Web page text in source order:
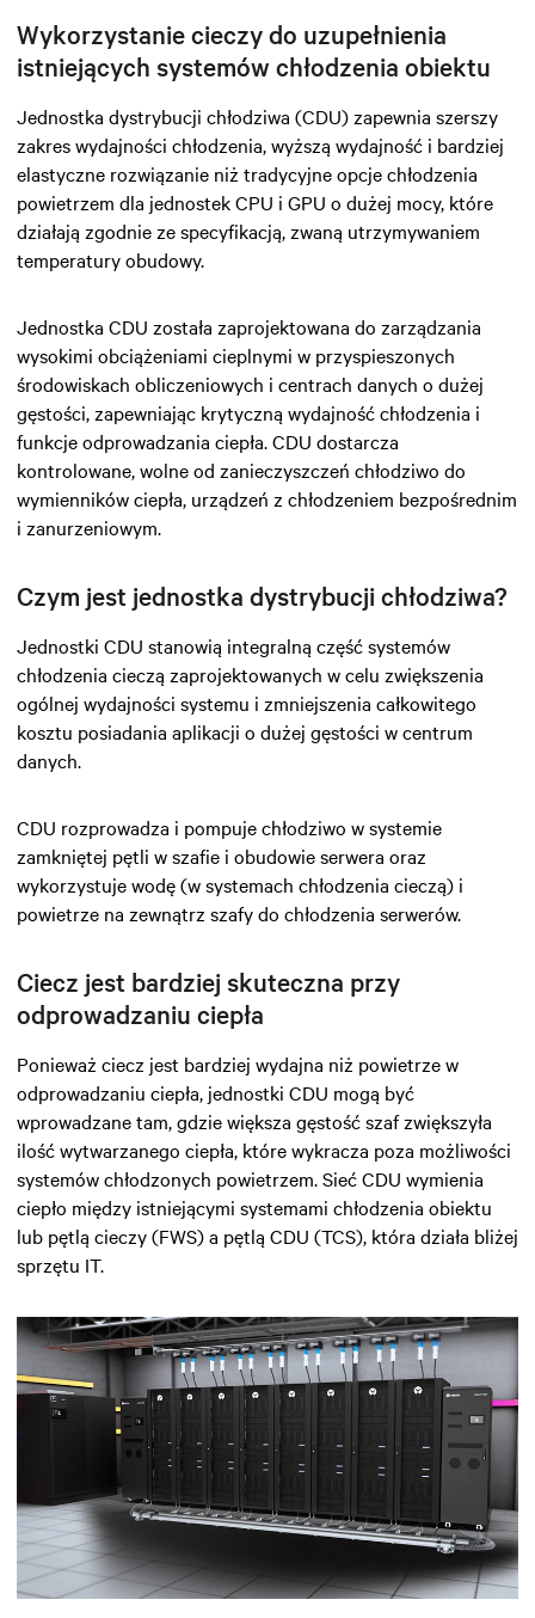
Wykorzystanie cieczy do uzupełnienia
istniejących systemów chłodzenia obiektu
Jednostka dystrybucji chłodziwa (CDU) zapewnia szerszy
zakres wydajności chłodzenia, wyższą wydajność i bardziej
elastyczne rozwiązanie niż tradycyjne opcje chłodzenia
powietrzem dla jednostek CPU i GPU o dużej mocy, które
działają zgodnie ze specyfikacją, zwaną utrzymywaniem
temperatury obudowy.
Jednostka CDU została zaprojektowana do zarządzania
wysokimi obciążeniami cieplnymi w przyspieszonych
środowiskach obliczeniowych i centrach danych o dużej
gęstości, zapewniając krytyczną wydajność chłodzenia i
funkcje odprowadzania ciepła. CDU dostarcza
kontrolowane, wolne od zanieczyszczeń chłodziwo do
wymienników ciepła, urządzeń z chłodzeniem bezpośrednim
i zanurzeniowym.
Czym jest jednostka dystrybucji chłodziwa?
Jednostki CDU stanowią integralną część systemów
chłodzenia cieczą zaprojektowanych w celu zwiększenia
ogólnej wydajności systemu i zmniejszenia całkowitego
kosztu posiadania aplikacji o dużej gęstości w centrum
danych.
CDU rozprowadza i pompuje chłodziwo w systemie
zamkniętej pętli w szafie i obudowie serwera oraz
wykorzystuje wodę (w systemach chłodzenia cieczą) i
powietrze na zewnątrz szafy do chłodzenia serwerów.
Ciecz jest bardziej skuteczna przy
odprowadzaniu ciepła
Ponieważ ciecz jest bardziej wydajna niż powietrze w
odprowadzaniu ciepła, jednostki CDU mogą być
wprowadzane tam, gdzie większa gęstość szaf zwiększyła
ilość wytwarzanego ciepła, które wykracza poza możliwości
systemów chłodzonych powietrzem. Sieć CDU wymienia
ciepło między istniejącymi systemami chłodzenia obiektu
lub pętlą cieczy (FWS) a pętlą CDU (TCS), która działa bliżej
sprzętu IT.